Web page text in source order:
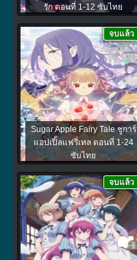
รัก ตอนที่ 1-12 ซับไทย
Sugar Apple Fairy Tale ชูการ์
แอปเปิ้ลแฟรี่เทล ตอนที่ 1-24
ซับไทย
จบแล้ว
จบแล้ว